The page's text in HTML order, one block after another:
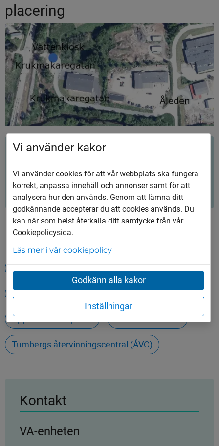
placering
Hjälpte innehållet dig?
Ja Nej
Upptäck mer
Öppettider på Tumbergs ÅVC
Simhall - Badet Evenemang
Öppettider och priser Simskola
Tumbergs återvinningscentral (ÅVC)
Kontakt
VA-enheten
Vi använder kakor
Vi använder cookies för att vår webbplats ska fungera
korrekt, anpassa innehåll och annonser samt för att
analysera hur den används. Genom att lämna ditt
godkännande accepterar du att cookies används. Du
kan när som helst återkalla ditt samtycke från vår
Cookiepolicysida.
Läs mer i vår cookiepolicy
Godkänn alla kakor
Inställningar